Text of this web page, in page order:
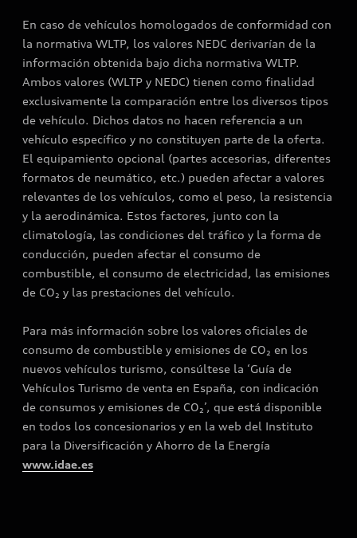
En caso de vehículos homologados de conformidad con
la normativa WLTP, los valores NEDC derivarían de la
información obtenida bajo dicha normativa WLTP.
Ambos valores (WLTP y NEDC) tienen como finalidad
exclusivamente la comparación entre los diversos tipos
de vehículo. Dichos datos no hacen referencia a un
vehículo específico y no constituyen parte de la oferta.
El equipamiento opcional (partes accesorias, diferentes
formatos de neumático, etc.) pueden afectar a valores
relevantes de los vehículos, como el peso, la resistencia
y la aerodinámica. Estos factores, junto con la
climatología, las condiciones del tráfico y la forma de
conducción, pueden afectar el consumo de
combustible, el consumo de electricidad, las emisiones
de CO₂ y las prestaciones del vehículo.
Para más información sobre los valores oficiales de
consumo de combustible y emisiones de CO₂ en los
nuevos vehículos turismo, consúltese la ‘Guía de
Vehículos Turismo de venta en España, con indicación
de consumos y emisiones de CO₂’, que está disponible
en todos los concesionarios y en la web del Instituto
para la Diversificación y Ahorro de la Energía
www.idae.es